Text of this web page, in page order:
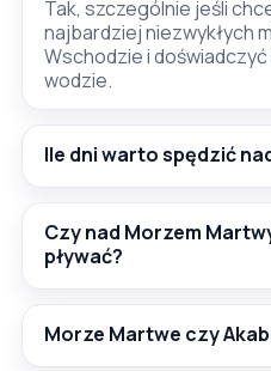
Tak, szczególnie jeśli
najbardziej niezwykłych
Wschodzie i
wodzie.
Ile dni warto spędzić
Czy nad Morzem
pływać?
Morze Martwe czy